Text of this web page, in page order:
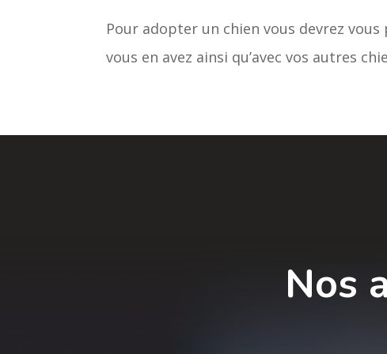
Pour adopter un chien vous devrez
vous en avez ainsi qu’avec vos autres
Nos